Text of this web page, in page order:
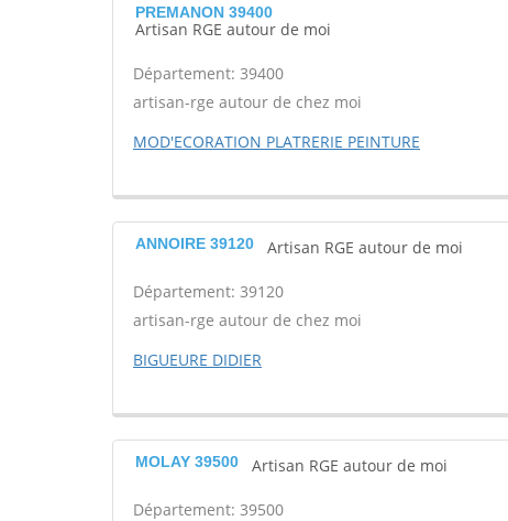
PREMANON 39400
Artisan RGE autour de moi
Département: 39400
artisan-rge autour de chez moi
MOD'ECORATION PLATRERIE PEINTURE
ANNOIRE 39120 Artisan RGE autour de moi
Département: 39120
artisan-rge autour de chez moi
BIGUEURE DIDIER
MOLAY 39500 Artisan RGE autour de moi
Département: 39500